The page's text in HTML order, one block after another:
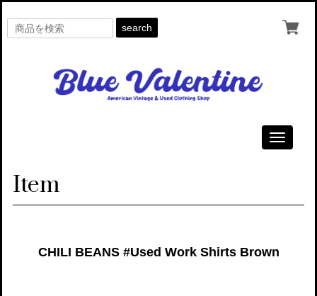
search
Toggle
Item
CHILI BEANS #Used Work Shirts Brown